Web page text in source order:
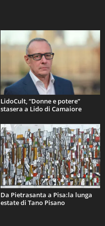
LidoCult, “Donne e potere”
stasera a Lido di Camaiore
Da Pietrasanta a Pisa:la lunga
estate di Tano Pisano